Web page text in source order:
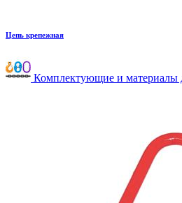
Цепь крепежная
Комплектующие и материалы